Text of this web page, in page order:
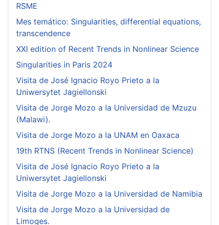
RSME
Mes temático: Singularities, differential equations,
transcendence
XXI edition of Recent Trends in Nonlinear Science
Singularities in Paris 2024
Visita de José Ignacio Royo Prieto a la
Uniwersytet Jagiellonski
Visita de Jorge Mozo a la Universidad de Mzuzu
(Malawi).
Visita de Jorge Mozo a la UNAM en Oaxaca
19th RTNS (Recent Trends in Nonlinear Science)
Visita de José Ignacio Royo Prieto a la
Uniwersytet Jagiellonski
Visita de Jorge Mozo a la Universidad de Namibia
Visita de Jorge Mozo a la Universidad de
Limoges.